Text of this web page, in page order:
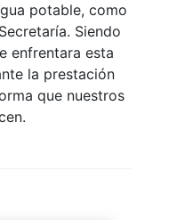
potable, como
Siendo
enfrentara esta
la prestación
que nuestros